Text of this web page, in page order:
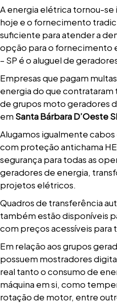
A energia elétrica tornou-se
hoje e o fornecimento
suficiente para atender a
opção para o fornecimento
– SP é o aluguel de
Empresas que pagam
energia do que contrataram
de grupos moto geradores
em Santa Bárbara D’Oeste
Alugamos igualmente
com proteção antichama
segurança para todas as
geradores de energia,
projetos elétricos.
Quadros de transferência
também estão disponíveis
com preços acessíveis
Em relação aos grupos
possuem mostradores
real tanto o consumo de
máquina em si, como
rotação de motor, entre